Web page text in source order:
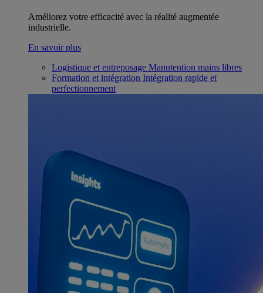
Améliorez votre efficacité avec la réalité augmentée
industrielle.
En savoir plus
Logistique et entreposage Manutention mains libres
Formation et intégration Intégration rapide et
perfectionnement